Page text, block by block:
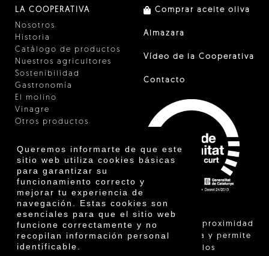
Queremos informarte de que este
sitio web utiliza cookies básicas
para garantizar su
funcionamiento correcto y
mejorar tu experiencia de
navegación. Estas cookies son
esenciales para que el sitio web
funcione correctamente y no
recopilan información personal
identificable.
LA COOPERATIVA
Nosotros
Historia
Catálogo de productos
Nuestros agricultores
Sostenibilidad
Gastronomía
El molino
Vinagre
Otros productos
Premios
Innovación
Comprar aceite oliva
Almazara
Vídeo de la Cooperativa
Contacto
"La venta de proximidad
está regulada y permite
identificar a los